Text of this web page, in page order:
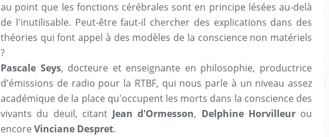
au point que les fonctions cérébrales sont en principe lésées au-delà
de l'inutilisable. Peut-être faut-il chercher des explications dans des
théories qui font appel à des modèles de la conscience non matériels
?
Pascale Seys, docteure et enseignante en philosophie, productrice
d'émissions de radio pour la RTBF, qui nous parle à un niveau assez
académique de la place qu'occupent les morts dans la conscience des
vivants du deuil, citant Jean d'Ormesson, Delphine Horvilleurou
encore Vinciane Despret.